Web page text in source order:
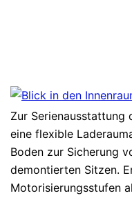
Zur Serienausstattung
eine flexible
Boden zur Sicherung
demontierten Sitzen.
Motorisierungsstufen